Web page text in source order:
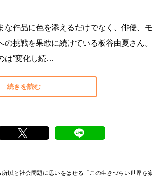
作品に色を添えるだけでなく、俳優、
挑戦を果敢に続けている板谷由夏さん
は“変化し続…
続きを読む
以と社会問題に思いをはせる「この生きづらい世界を